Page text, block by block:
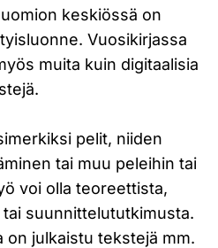
keskiössä on
Vuosikirjassa
muita kuin digitaalisia
pelit, niiden
tai muu peleihin tai
voi olla teoreettista,
suunnittelututkimusta.
on julkaistu tekstejä mm.